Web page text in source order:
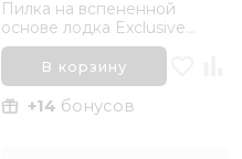
Пилка на вспененной
основе лодка Exclusive
100/180 Bruar
В корзину
+14 бонусов